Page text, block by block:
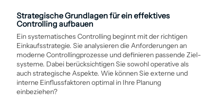
Strategische Grundlagen für ein effektives
Controlling aufbauen
Ein ­systematisches Controlling beginnt mit der richtigen
Einkaufs­strategie. Sie analysieren die Anforderungen an
moderne Controlling­prozesse und definieren passende Ziel­
systeme. Dabei berücksichtigen Sie sowohl operative als
auch strategische Aspekte. Wie können Sie externe und
interne Einflussfaktoren optimal in Ihre Planung
einbeziehen?